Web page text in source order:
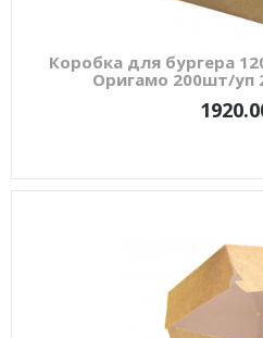
Коробка для бургера
Оригамо 200шт/уп